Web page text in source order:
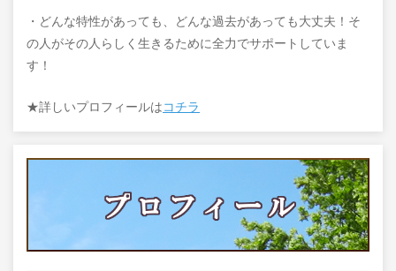
・どんな特性があっても、どんな過去があっても大丈夫！そ
の人がその人らしく生きるために全力でサポートしていま
す！
★詳しいプロフィールはコチラ